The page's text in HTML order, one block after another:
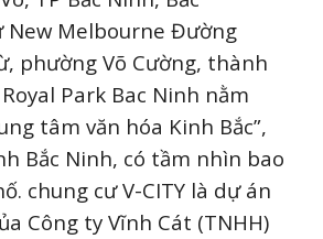
New Melbourne Đường
phường Võ Cường, thành
Park Bac Ninh nằm
tâm văn hóa Kinh Bắc”,
Bắc Ninh, có tầm nhìn bao
chung cư V-CITY là dự án
Công ty Vĩnh Cát (TNHH)